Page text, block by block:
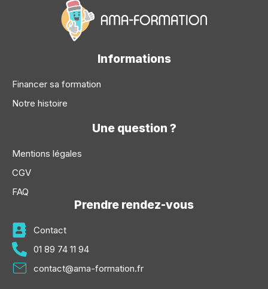
Informations
Financer sa formation
Notre histoire
Une question ?
Mentions légales
CGV
FAQ
Prendre rendez-vous
Contact
01 89 74 11 94
contact@ama-formation.fr